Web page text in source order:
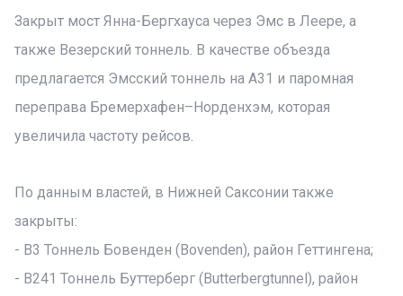
Закрыт мост Янна-Бергхауса через Эмс в Леере, а
также Везерский тоннель. В качестве объезда
предлагается Эмсский тоннель на A31 и паромная
переправа Бремерхафен–Норденхэм, которая
увеличила частоту рейсов.
По данным властей, в Нижней Саксонии также
закрыты:
- B3 Тоннель Бовенден (Bovenden), район Геттингена;
- B241 Тоннель Буттерберг (Butterbergtunnel), район